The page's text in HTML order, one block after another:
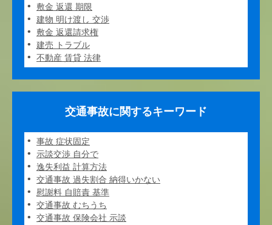
敷金 返還 期限
建物 明け渡し 交渉
敷金 返還請求権
建売 トラブル
不動産 賃貸 法律
交通事故に関するキーワード
事故 症状固定
示談交渉 自分で
逸失利益 計算方法
交通事故 過失割合 納得いかない
慰謝料 自賠責 基準
交通事故 むちうち
交通事故 保険会社 示談